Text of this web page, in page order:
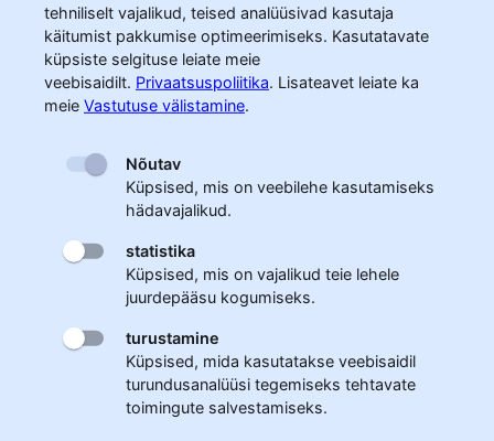
tehniliselt vajalikud, teised analüüsivad kasutaja
käitumist pakkumise optimeerimiseks. Kasutatavate
küpsiste selgituse leiate meie
veebisaidilt. Privaatsuspoliitika. Lisateavet leiate ka
meie Vastutuse välistamine.
Nõutav
Küpsised, mis on veebilehe kasutamiseks
hädavajalikud.
statistika
Küpsised, mis on vajalikud teie lehele
juurdepääsu kogumiseks.
turustamine
Küpsised, mida kasutatakse veebisaidil
turundusanalüüsi tegemiseks tehtavate
toimingute salvestamiseks.